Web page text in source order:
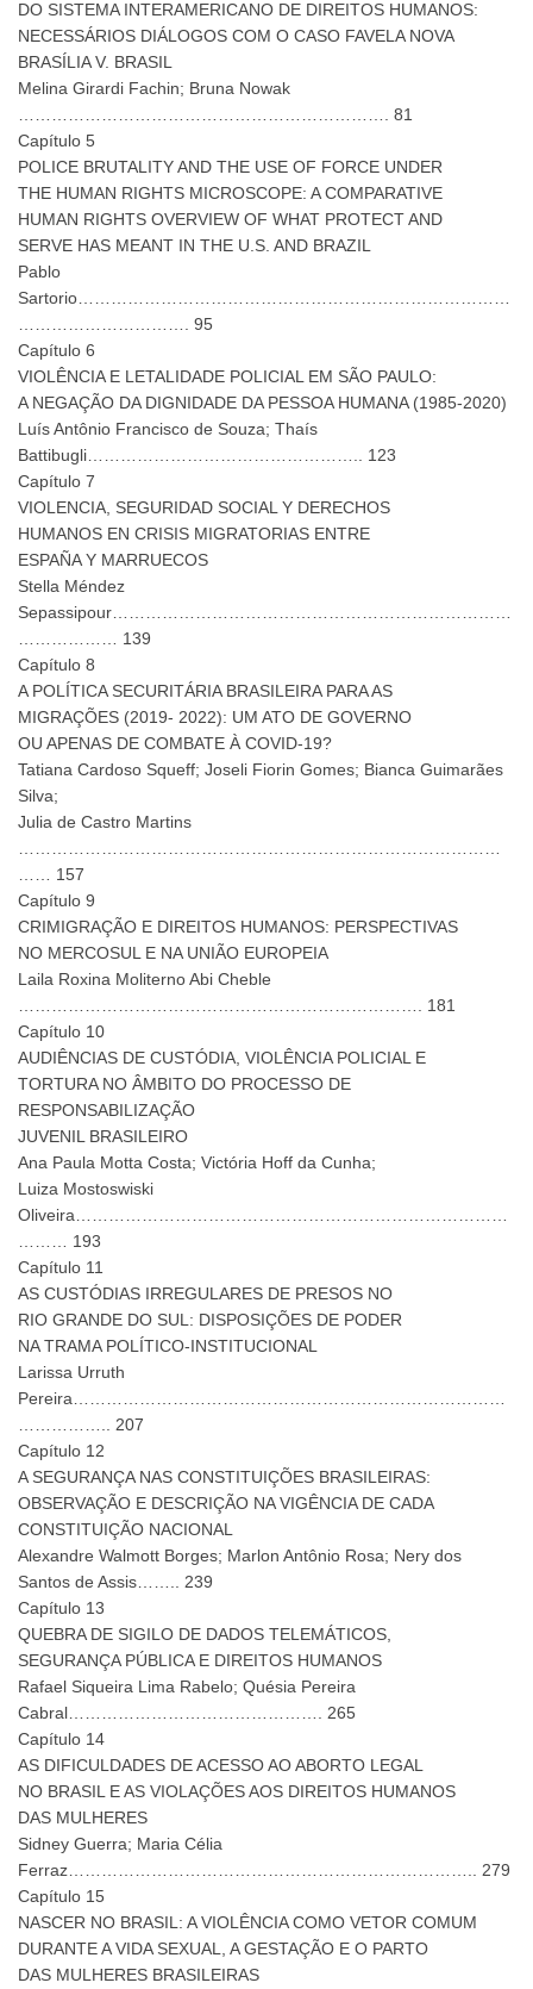
DO SISTEMA INTERAMERICANO DE DIREITOS HUMANOS:
NECESSÁRIOS DIÁLOGOS COM O CASO FAVELA NOVA
BRASÍLIA V. BRASIL
Melina Girardi Fachin; Bruna Nowak
…………………………………………………………. 81
Capítulo 5
POLICE BRUTALITY AND THE USE OF FORCE UNDER
THE HUMAN RIGHTS MICROSCOPE: A COMPARATIVE
HUMAN RIGHTS OVERVIEW OF WHAT PROTECT AND
SERVE HAS MEANT IN THE U.S. AND BRAZIL
Pablo
Sartorio……………………………………………………………………
…………………………. 95
Capítulo 6
VIOLÊNCIA E LETALIDADE POLICIAL EM SÃO PAULO:
A NEGAÇÃO DA DIGNIDADE DA PESSOA HUMANA (1985-2020)
Luís Antônio Francisco de Souza; Thaís
Battibugli………………………………………….. 123
Capítulo 7
VIOLENCIA, SEGURIDAD SOCIAL Y DERECHOS
HUMANOS EN CRISIS MIGRATORIAS ENTRE
ESPAÑA Y MARRUECOS
Stella Méndez
Sepassipour………………………………………………………………
……………… 139
Capítulo 8
A POLÍTICA SECURITÁRIA BRASILEIRA PARA AS
MIGRAÇÕES (2019- 2022): UM ATO DE GOVERNO
OU APENAS DE COMBATE À COVID-19?
Tatiana Cardoso Squeff; Joseli Fiorin Gomes; Bianca Guimarães
Silva;
Julia de Castro Martins
…… 157
Capítulo 9
CRIMIGRAÇÃO E DIREITOS HUMANOS: PERSPECTIVAS
NO MERCOSUL E NA UNIÃO EUROPEIA
Laila Roxina Moliterno Abi Cheble
………………………………………………………………. 181
Capítulo 10
AUDIÊNCIAS DE CUSTÓDIA, VIOLÊNCIA POLICIAL E
TORTURA NO ÂMBITO DO PROCESSO DE
RESPONSABILIZAÇÃO
JUVENIL BRASILEIRO
Ana Paula Motta Costa; Victória Hoff da Cunha;
Luiza Mostoswiski
Oliveira……………………………………………………………………
……… 193
Capítulo 11
AS CUSTÓDIAS IRREGULARES DE PRESOS NO
RIO GRANDE DO SUL: DISPOSIÇÕES DE PODER
NA TRAMA POLÍTICO-INSTITUCIONAL
Larissa Urruth
Pereira……………………………………………………………………
…………….. 207
Capítulo 12
A SEGURANÇA NAS CONSTITUIÇÕES BRASILEIRAS:
OBSERVAÇÃO E DESCRIÇÃO NA VIGÊNCIA DE CADA
CONSTITUIÇÃO NACIONAL
Alexandre Walmott Borges; Marlon Antônio Rosa; Nery dos
Santos de Assis…….. 239
Capítulo 13
QUEBRA DE SIGILO DE DADOS TELEMÁTICOS,
SEGURANÇA PÚBLICA E DIREITOS HUMANOS
Rafael Siqueira Lima Rabelo; Quésia Pereira
Cabral………………………………………. 265
Capítulo 14
AS DIFICULDADES DE ACESSO AO ABORTO LEGAL
NO BRASIL E AS VIOLAÇÕES AOS DIREITOS HUMANOS
DAS MULHERES
Sidney Guerra; Maria Célia
Ferraz……………………………………………………………….. 279
Capítulo 15
NASCER NO BRASIL: A VIOLÊNCIA COMO VETOR COMUM
DURANTE A VIDA SEXUAL, A GESTAÇÃO E O PARTO
DAS MULHERES BRASILEIRAS